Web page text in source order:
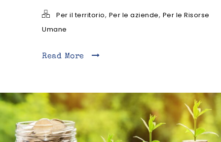
Per il territorio, Per le aziende, Per le Risorse
Umane
Read More